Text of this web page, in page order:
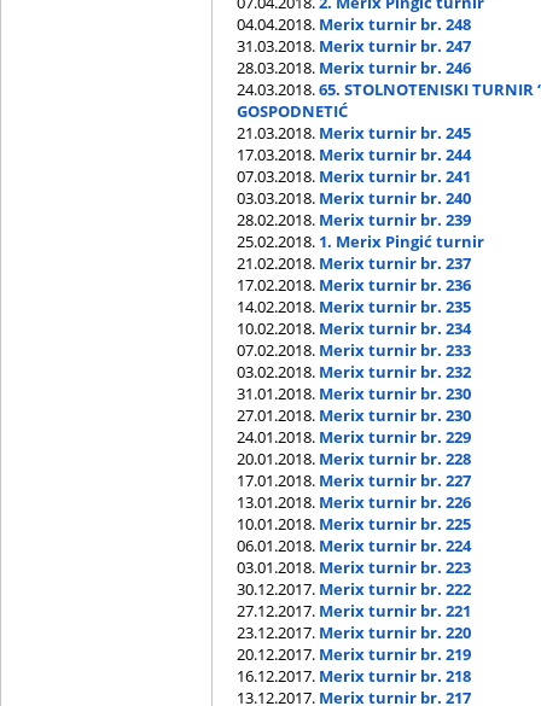
04.04.2018. Merix turnir br. 248
31.03.2018. Merix turnir br. 247
28.03.2018. Merix turnir br. 246
24.03.2018.65. STOLNOTENISKI TURNIR
GOSPODNETIĆ
21.03.2018. Merix turnir br. 245
17.03.2018. Merix turnir br. 244
07.03.2018. Merix turnir br. 241
03.03.2018. Merix turnir br. 240
28.02.2018. Merix turnir br. 239
25.02.2018. 1. Merix Pingić turnir
21.02.2018. Merix turnir br. 237
17.02.2018. Merix turnir br. 236
14.02.2018. Merix turnir br. 235
10.02.2018. Merix turnir br. 234
07.02.2018. Merix turnir br. 233
03.02.2018. Merix turnir br. 232
31.01.2018. Merix turnir br. 230
27.01.2018. Merix turnir br. 230
24.01.2018. Merix turnir br. 229
20.01.2018. Merix turnir br. 228
17.01.2018. Merix turnir br. 227
13.01.2018. Merix turnir br. 226
10.01.2018. Merix turnir br. 225
06.01.2018. Merix turnir br. 224
03.01.2018. Merix turnir br. 223
30.12.2017. Merix turnir br. 222
27.12.2017. Merix turnir br. 221
23.12.2017. Merix turnir br. 220
20.12.2017. Merix turnir br. 219
16.12.2017. Merix turnir br. 218
13.12.2017. Merix turnir br. 217